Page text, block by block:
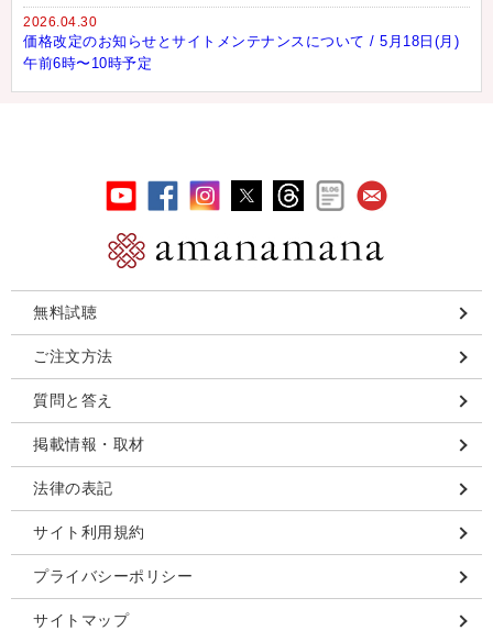
2026.04.30
価格改定のお知らせとサイトメンテナンスについて / 5月18日(月)
午前6時〜10時予定
無料試聴
ご注文方法
質問と答え
掲載情報・取材
法律の表記
サイト利用規約
プライバシーポリシー
サイトマップ